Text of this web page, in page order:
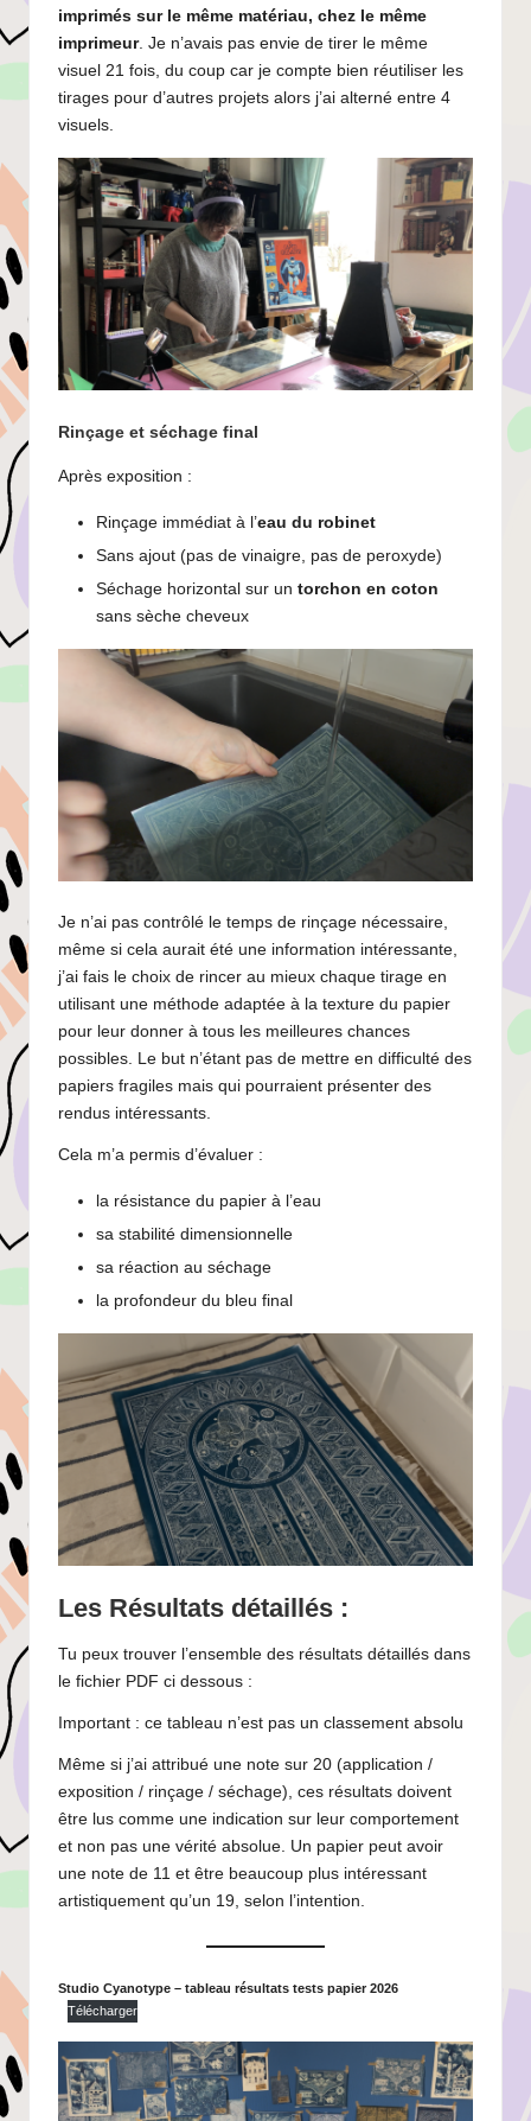
imprimés sur le même matériau, chez le même
imprimeur. Je n’avais pas envie de tirer le même
visuel 21 fois, du coup car je compte bien réutiliser les
tirages pour d’autres projets alors j’ai alterné entre 4
visuels.
Rinçage et séchage final
Après exposition :
Rinçage immédiat à l’eau du robinet
Sans ajout (pas de vinaigre, pas de peroxyde)
Séchage horizontal sur un torchon en coton
sans sèche cheveux
Je n’ai pas contrôlé le temps de rinçage nécessaire,
même si cela aurait été une information intéressante,
j’ai fais le choix de rincer au mieux chaque tirage en
utilisant une méthode adaptée à la texture du papier
pour leur donner à tous les meilleures chances
possibles. Le but n’étant pas de mettre en difficulté des
papiers fragiles mais qui pourraient présenter des
rendus intéressants.
Cela m’a permis d’évaluer :
la résistance du papier à l’eau
sa stabilité dimensionnelle
sa réaction au séchage
la profondeur du bleu final
Les Résultats détaillés :
Tu peux trouver l’ensemble des résultats détaillés dans
le fichier PDF ci dessous :
Important : ce tableau n’est pas un classement absolu
Même si j’ai attribué une note sur 20 (application /
exposition / rinçage / séchage), ces résultats doivent
être lus comme une indication sur leur comportement
et non pas une vérité absolue. Un papier peut avoir
une note de 11 et être beaucoup plus intéressant
artistiquement qu’un 19, selon l’intention.
Studio Cyanotype – tableau résultats tests papier 2026
Télécharger